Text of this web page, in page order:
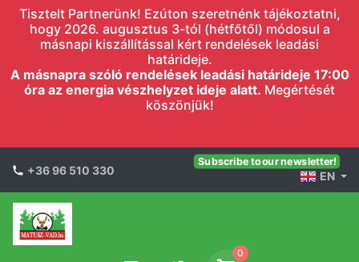
Tisztelt Partnerünk! Ezúton szeretnénk tájékoztatni,
hogy 2026. augusztus 3-tól (hétfőtől) módosul a
másnapi kiszállítással kért rendelések leadási
határideje.
A másnapra szóló rendelések leadási határideje 17:00
óra az energia vészhelyzet ideje alatt. Megértését
köszönjük!
+36 96 510 330
Subscribe to our newsletter!
EN
0